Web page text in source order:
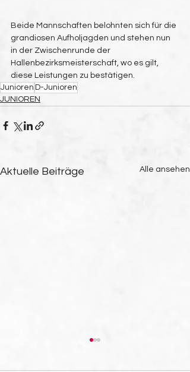
Beide Mannschaften belohnten sich für die
grandiosen Aufholjagden und stehen nun
in der Zwischenrunde der
Hallenbezirksmeisterschaft, wo es gilt,
diese Leistungen zu bestätigen.
Junioren D-Junioren
JUNIOREN
Aktuelle Beiträge Alle ansehen